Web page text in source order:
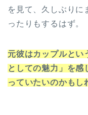
を見て、久しぶりに
ったりもするはず。
元彼はカップルとい
としての魅力」を感
っていたいのかもし